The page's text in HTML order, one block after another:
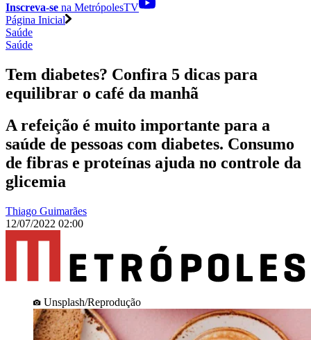
Inscreva-se na MetrópolesTV
Página Inicial
Saúde
Saúde
Tem diabetes? Confira 5 dicas para
equilibrar o café da manhã
A refeição é muito importante para a
saúde de pessoas com diabetes. Consumo
de fibras e proteínas ajuda no controle da
glicemia
Thiago Guimarães
12/07/2022 02:00
Unsplash/Reprodução